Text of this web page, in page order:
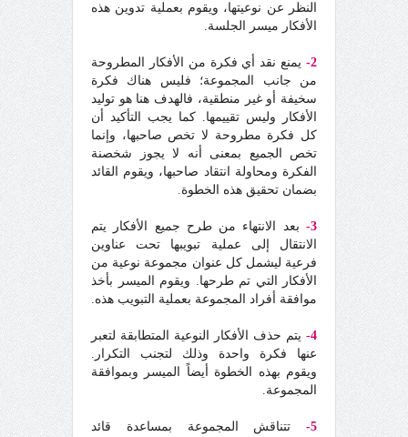
النظر عن نوعيتها، ويقوم بعملية تدوين هذه
الأفكار ميسر الجلسة.
2-
يمنع نقد أي فكرة من الأفكار المطروحة
من جانب المجموعة؛ فليس هناك فكرة
سخيفة أو غير منطقية، فالهدف هنا هو توليد
الأفكار وليس تقييمها. كما يجب التأكيد أن
كل فكرة مطروحة لا تخص صاحبها، وإنما
تخص الجميع بمعنى أنه لا يجوز شخصنة
الفكرة ومحاولة انتقاد صاحبها، ويقوم القائد
بضمان تحقيق هذه الخطوة.
3-
بعد الانتهاء من طرح جميع الأفكار يتم
الانتقال إلى عملية تبويبها تحت عناوين
فرعية ليشمل كل عنوان مجموعة نوعية من
الأفكار التي تم طرحها. ويقوم الميسر بأخذ
موافقة أفراد المجموعة بعملية التبويب هذه.
4-
يتم حذف الأفكار النوعية المتطابقة لتعبر
عنها فكرة واحدة وذلك لتجنب التكرار.
ويقوم بهذه الخطوة أيضاً الميسر وبموافقة
المجموعة.
5-
تتناقش المجموعة بمساعدة قائد